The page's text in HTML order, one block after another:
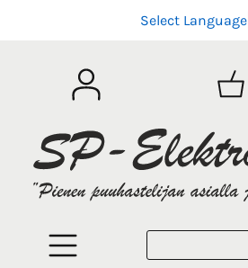
Select Language